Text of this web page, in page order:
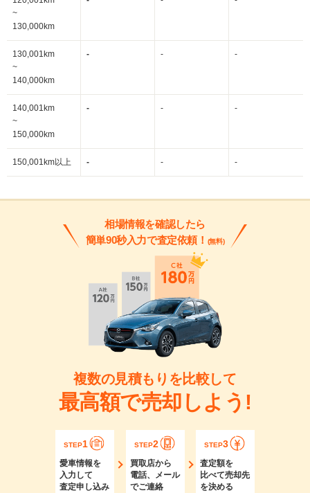
~
130,000km
130,001km
~
140,000km
- - -
140,001km
~
150,000km
- - -
150,001km以上 - - -
相場情報を確認したら
簡単90秒入力で査定依頼！ (無料)
複数の見積もりを比較して
最高額で売却しよう!
STEP1
愛車情報を
入力して
査定申し込み
STEP2
買取店から
電話、メール
でご連絡
STEP3
査定額を
比べて売却先
を決める